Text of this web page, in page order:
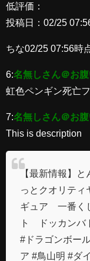
低評価：
投稿日：02/25
ちな02/25 07:56時
6:名無しさん＠お
虹色ペンギン死亡
7:名無しさん＠お
This is description
【最新情報】
っとクオリテ
ギュア 一番
ト ドッカン
#ドラゴンボー
ア #鳥山明 #ダ